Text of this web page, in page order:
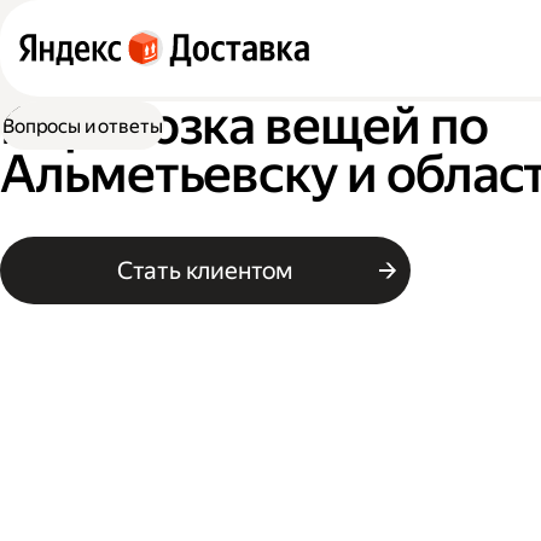
Перевозка вещей по
Альметьевску и
Стать клиентом
Вопросы и ответы